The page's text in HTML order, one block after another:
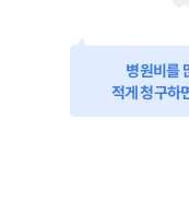
병원비를
적게 청구하